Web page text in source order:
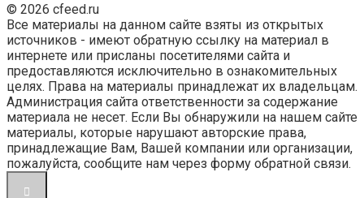
© 2026 cfeed.ru
Все материалы на данном сайте взяты из открытых
источников - имеют обратную ссылку на материал в
интернете или присланы посетителями сайта и
предоставляются исключительно в ознакомительных
целях. Права на материалы принадлежат их владельцам.
Администрация сайта ответственности за содержание
материала не несет. Если Вы обнаружили на нашем сайте
материалы, которые нарушают авторские права,
принадлежащие Вам, Вашей компании или организации,
пожалуйста, сообщите нам через форму обратной связи.